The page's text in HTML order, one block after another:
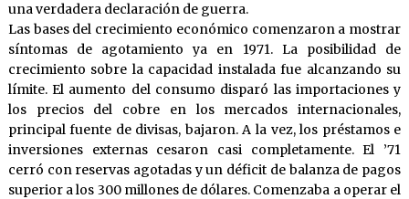
una verdadera declaración de guerra.
Las bases del crecimiento económico comenzaron a mostrar
síntomas de agotamiento ya en 1971. La posibilidad de
crecimiento sobre la capacidad instalada fue alcanzando su
límite. El aumento del consumo disparó las importaciones y
los precios del cobre en los mercados internacionales,
principal fuente de divisas, bajaron. A la vez, los préstamos e
inversiones externas cesaron casi completamente. El ’71
cerró con reservas agotadas y un déficit de balanza de pagos
superior a los 300 millones de dólares. Comenzaba a operar el